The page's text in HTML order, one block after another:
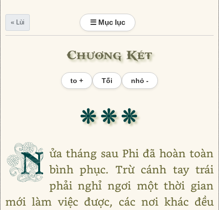
« Lùi ☰ Mục lục
Chương Kết
to + Tối nhỏ -
❊ ❊ ❊
N ửa tháng sau Phi đã hoàn toàn
bình phục. Trừ cánh tay trái
phải nghỉ ngơi một thời gian
mới làm việc được, các nơi khác đều